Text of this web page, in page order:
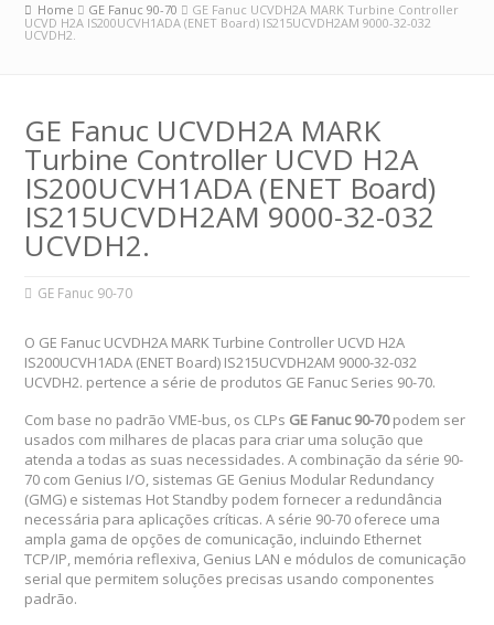
Home GE Fanuc 90-70
GE Fanuc UCVDH2A MARK Turbine Controller
UCVD H2A IS200UCVH1ADA (ENET Board) IS215UCVDH2AM 9000-32-032
UCVDH2.
GE Fanuc UCVDH2A MARK
Turbine Controller UCVD H2A
IS200UCVH1ADA (ENET Board)
IS215UCVDH2AM 9000-32-032
UCVDH2.
GE Fanuc 90-70
O GE Fanuc UCVDH2A MARK Turbine Controller UCVD H2A
IS200UCVH1ADA (ENET Board) IS215UCVDH2AM 9000-32-032
UCVDH2. pertence a série de produtos GE Fanuc Series 90-70.
Com base no padrão VME-bus, os CLPs GE Fanuc 90-70podem ser
usados ​​com milhares de placas para criar uma solução que
atenda a todas as suas necessidades. A combinação da série 90-
70 com Genius I/O, sistemas GE Genius Modular Redundancy
(GMG) e sistemas Hot Standby podem fornecer a redundância
necessária para aplicações críticas. A série 90-70 oferece uma
ampla gama de opções de comunicação, incluindo Ethernet
TCP/IP, memória reflexiva, Genius LAN e módulos de comunicação
serial que permitem soluções precisas usando componentes
padrão.